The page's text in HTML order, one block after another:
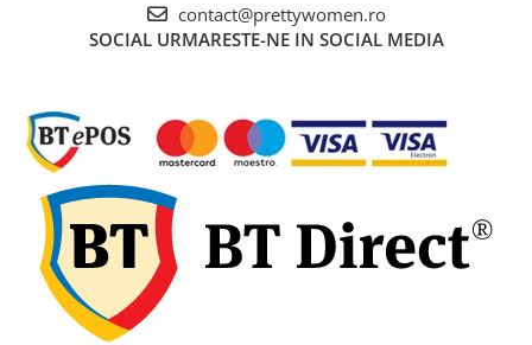
contact@prettywomen.ro
SOCIAL URMARESTE-NE IN SOCIAL MEDIA